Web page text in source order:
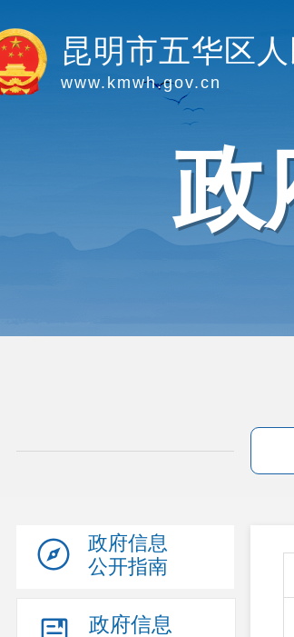
昆明市五华区
www.kmwh.gov.cn
政
政府信息
公开指南
政府信息